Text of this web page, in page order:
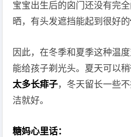
宝宝出生后的囟门还没有完
晒，有头发遮挡能起到很好的
因此，在冬季和夏季这种温
能给孩子剃光头。夏天可以
太多长痱子，冬天留长一些
洁就好。
糖妈心里话：